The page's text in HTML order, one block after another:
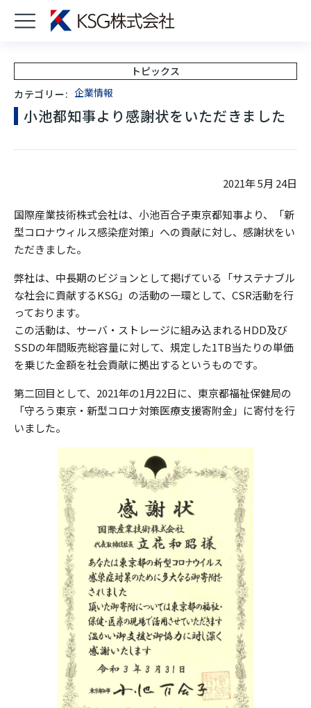
トピックス
カテゴリー: 企業情報
小池都知事より感謝状をいただきました
2021年 5月 24日
国際産業技術株式会社は、小池百合子東京都知事より、「新
型コロナウィルス感染症対策」への貢献に対し、感謝状をい
ただきました。
弊社は、中長期のビジョンとして掲げている「サステナブル
な社会に貢献するKSG」の活動の一環として、CSR活動を行
っております。
この活動は、サーバ・ストレージに組み込まれるHDD及び
SSDの年間販売総容量に対して、規定した1TB当たりの単価
を乗じた金額を社会貢献に拠出するというものです。
第二回目として、2021年の1月22日に、東京都福祉保健局の
「守ろう東京・新型コロナ対策医療支援寄附金」に寄付を行
いました。